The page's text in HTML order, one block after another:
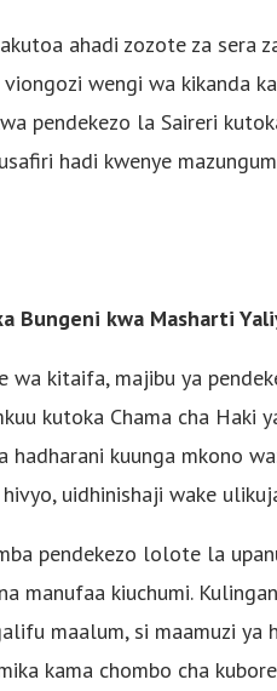
ahadi zozote za sera
wengi wa kikanda
pendekezo la Saireri
hadi kwenye
Bungeni kwa Masharti
wa kitaifa, majibu ya
kutoka Chama cha Haki
hadharani kuunga mkono
uidhinishaji wake
pendekezo lolote la
manufaa kiuchumi.
maalum, si maamuzi ya
kama chombo cha